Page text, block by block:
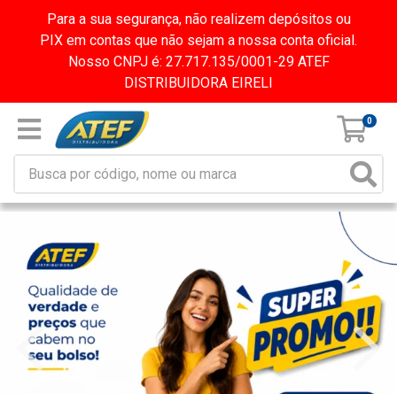
Para a sua segurança, não realizem depósitos ou
PIX em contas que não sejam a nossa conta oficial.
Nosso CNPJ é: 27.717.135/0001-29 ATEF
DISTRIBUIDORA EIRELI
0